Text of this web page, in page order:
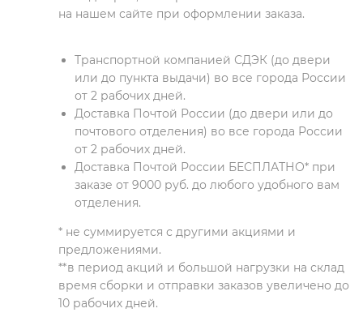
на нашем сайте при оформлении заказа.
Транспортной компанией СДЭК (до двери
или до пункта выдачи) во все города России
от 2 рабочих дней.
Доставка Почтой России (до двери или до
почтового отделения) во все города России
от 2 рабочих дней.
Доставка Почтой России БЕСПЛАТНО* при
заказе от 9000 руб. до любого удобного вам
отделения.
* не суммируется с другими акциями и
предложениями.
**в период акций и большой нагрузки на склад
время сборки и отправки заказов увеличено до
10 рабочих дней.